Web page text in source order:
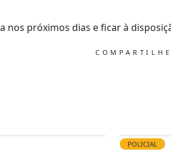
próximos dias e ficar à
POLICIAL